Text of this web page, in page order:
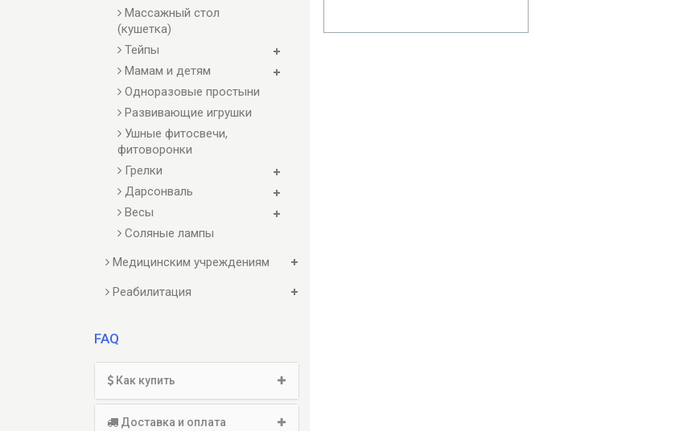
Массажный стол
(кушетка)
Тейпы
Мамам и детям
Одноразовые простыни
Развивающие игрушки
Ушные фитосвечи,
фитоворонки
Грелки
Дарсонваль
Весы
Соляные лампы
Медицинским учреждениям
Реабилитация
FAQ
Как купить
Доставка и оплата